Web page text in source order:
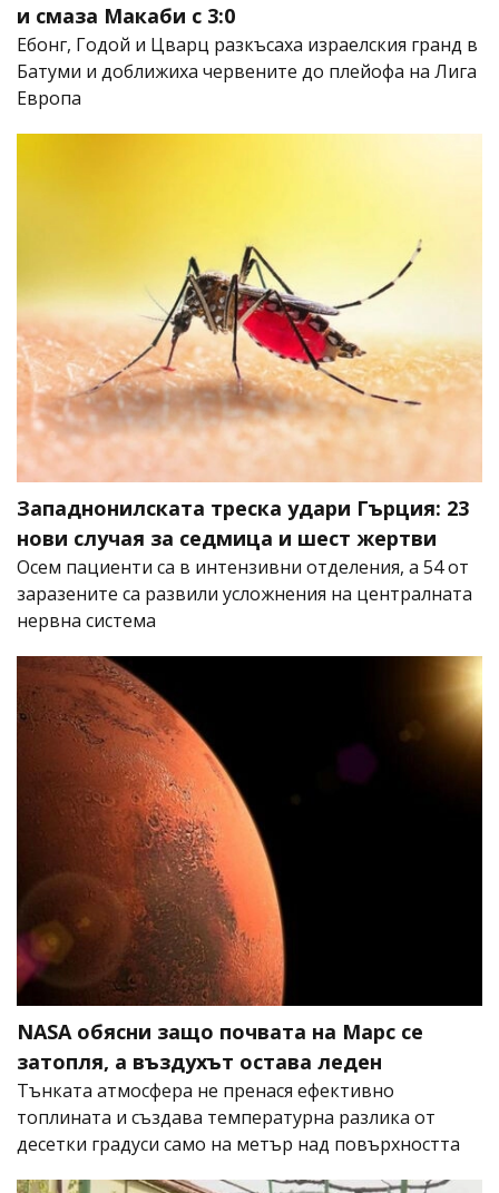
и смаза Макаби с 3:0
Ебонг, Годой и Цварц разкъсаха израелския гранд в
Батуми и доближиха червените до плейофа на Лига
Европа
Западнонилската треска удари Гърция: 23
нови случая за седмица и шест жертви
Осем пациенти са в интензивни отделения, а 54 от
заразените са развили усложнения на централната
нервна система
NASA обясни защо почвата на Марс се
затопля, а въздухът остава леден
Тънката атмосфера не пренася ефективно
топлината и създава температурна разлика от
десетки градуси само на метър над повърхността